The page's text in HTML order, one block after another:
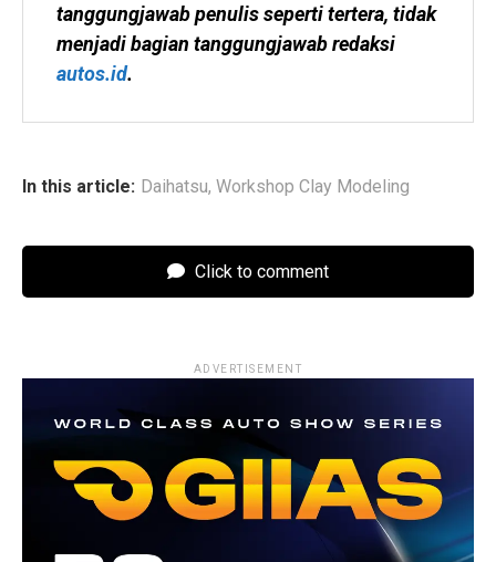
tanggungjawab penulis seperti tertera, tidak
autos.id.
In this article: Daihatsu, Workshop Clay Modeling
Click to comment
ADVERTISEMENT